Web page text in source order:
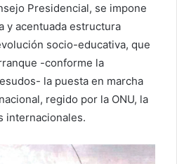
Presidencial, se impone
y acentuada estructura
socio-educativa, que
-conforme la
la puesta en marcha
regido por la ONU, la
internacionales.